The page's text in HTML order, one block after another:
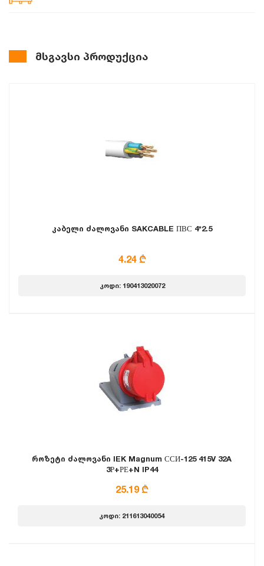
მსგავსი პროდუქცია
კაბელი ძალოვანი SAKCABLE ПВС 4*2.5
4.24 ₾
კოდი: 190413020072
როზეტი ძალოვანი IEK Magnum ССИ-125 415V 32A
3Р+РЕ+N IP44
25.19 ₾
კოდი: 211613040054